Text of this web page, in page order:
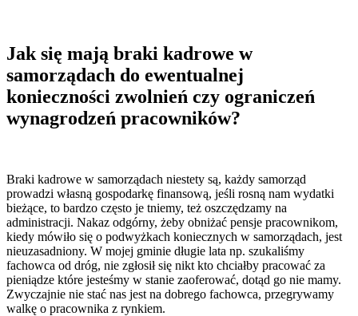
Jak się mają braki kadrowe w
samorządach do ewentualnej
konieczności zwolnień czy ograniczeń
wynagrodzeń pracowników?
Braki kadrowe w samorządach niestety są, każdy samorząd
prowadzi własną gospodarkę finansową, jeśli rosną nam wydatki
bieżące, to bardzo często je tniemy, też oszczędzamy na
administracji. Nakaz odgórny, żeby obniżać pensje pracownikom,
kiedy mówiło się o podwyżkach koniecznych w samorządach, jest
nieuzasadniony. W mojej gminie długie lata np. szukaliśmy
fachowca od dróg, nie zgłosił się nikt kto chciałby pracować za
pieniądze które jesteśmy w stanie zaoferować, dotąd go nie mamy.
Zwyczajnie nie stać nas jest na dobrego fachowca, przegrywamy
walkę o pracownika z rynkiem.